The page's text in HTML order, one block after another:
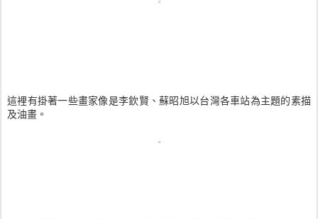
這裡有掛著一些畫家像是李欽賢、蘇昭旭以台灣各車站為主題的素描
及油畫。